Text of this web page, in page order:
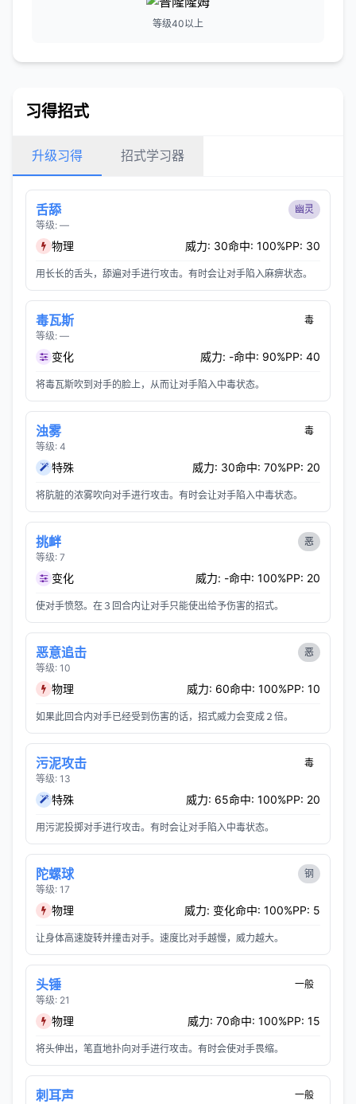
等级40以上
习得招式
升级习得 招式学习器
舌舔
等级: —
幽灵
物理 威力: 30命中: 100%PP: 30
用长长的舌头，舔遍对手进行攻击。有时会让对手陷入麻痹状态。
毒瓦斯
等级: —
毒
变化 威力: -命中: 90%PP: 40
将毒瓦斯吹到对手的脸上，从而让对手陷入中毒状态。
浊雾
等级: 4
毒
特殊 威力: 30命中: 70%PP: 20
将肮脏的浓雾吹向对手进行攻击。有时会让对手陷入中毒状态。
挑衅
等级: 7
恶
变化 威力: -命中: 100%PP: 20
使对手愤怒。在３回合内让对手只能使出给予伤害的招式。
恶意追击
等级: 10
恶
物理 威力: 60命中: 100%PP: 10
如果此回合内对手已经受到伤害的话，招式威力会变成２倍。
污泥攻击
等级: 13
毒
特殊 威力: 65命中: 100%PP: 20
用污泥投掷对手进行攻击。有时会让对手陷入中毒状态。
陀螺球
等级: 17
钢
物理 威力: 变化命中: 100%PP: 5
让身体高速旋转并撞击对手。速度比对手越慢，威力越大。
头锤
等级: 21
一般
物理 威力: 70命中: 100%PP: 15
将头伸出，笔直地扑向对手进行攻击。有时会使对手畏缩。
刺耳声 一般